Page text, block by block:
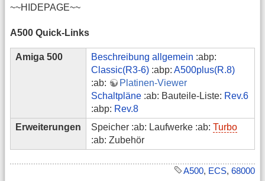
~~HIDEPAGE~~
A500 Quick-Links
Amiga 500 Beschreibung allgemein :abp:
Classic(R3-6) :abp: A500plus(R.8)
:ab:
Platinen-Viewer
Schaltpläne :ab: Bauteile-Liste: Rev.6
:abp: Rev.8
Erweiterungen
Speicher :ab: Laufwerke :ab: Turbo
:ab: Zubehör
A500, ECS, 68000